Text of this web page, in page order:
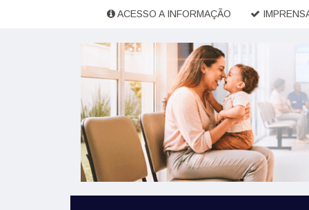
ACESSO A INFORMAÇÃO